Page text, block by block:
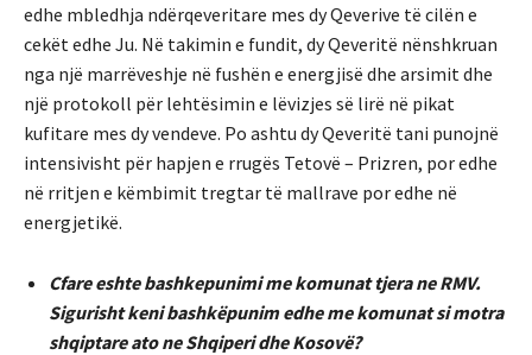
edhe mbledhja ndërqeveritare mes dy Qeverive të cilën e
cekët edhe Ju. Në takimin e fundit, dy Qeveritë nënshkruan
nga një marrëveshje në fushën e energjisë dhe arsimit dhe
një protokoll për lehtësimin e lëvizjes së lirë në pikat
kufitare mes dy vendeve. Po ashtu dy Qeveritë tani punojnë
intensivisht për hapjen e rrugës Tetovë – Prizren, por edhe
në rritjen e këmbimit tregtar të mallrave por edhe në
energjetikë.
Cfare eshte bashkepunimi me komunat tjera ne RMV.
Sigurisht keni bashkëpunim edhe me komunat si motra
shqiptare ato ne Shqiperi dhe Kosovë?